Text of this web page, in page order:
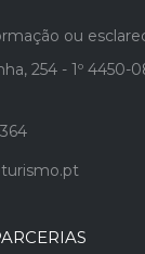
ou
254 - 1º 4450-